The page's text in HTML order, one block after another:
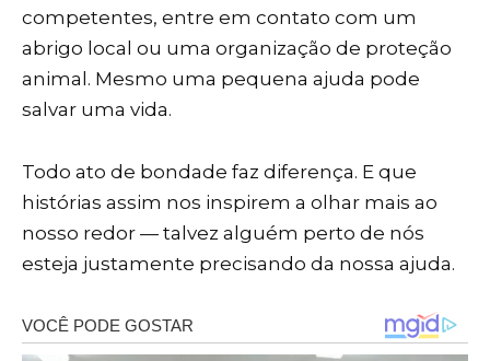
competentes, entre em contato com um
abrigo local ou uma organização de proteção
animal. Mesmo uma pequena ajuda pode
salvar uma vida.
Todo ato de bondade faz diferença. E que
histórias assim nos inspirem a olhar mais ao
nosso redor — talvez alguém perto de nós
esteja justamente precisando da nossa ajuda.